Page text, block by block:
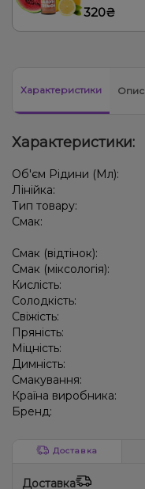
320₴
Характеристики Опис
Характеристики:
Об'єм Рідини (Мл):
Лінійка:
Тип товару:
Смак:
Смак (відтінок):
Смак (міксологія):
Кислість:
Солодкість:
Свіжість:
Пряність:
Міцність:
Димність:
Смакування:
Країна виробника:
Бренд:
Доставка
Доставка